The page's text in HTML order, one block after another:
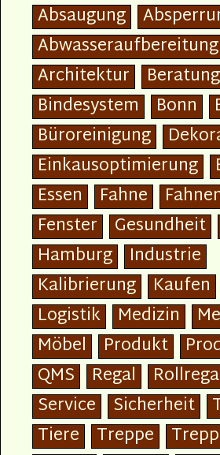
Absaugung
Abwasseraufbereitung
Architektur
Beratung
Bindesystem
Bonn
Büroreinigung
Einkausoptimierung
Essen
Fahne
Fenster
Gesundheit
Hamburg
Industrie
Kalibrierung
Kaufen
Logistik
Medizin
Möbel
Produkt
QMS
Regal
Service
Sicherheit
Tiere
Treppe